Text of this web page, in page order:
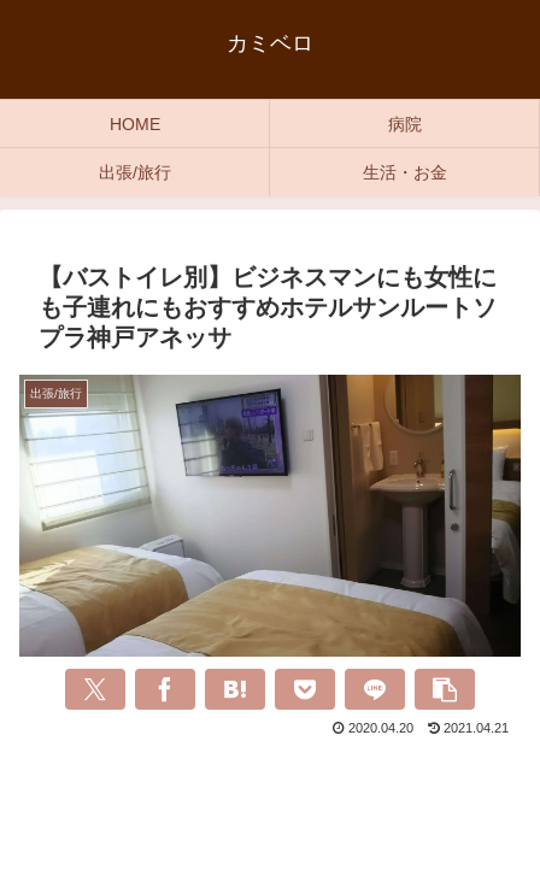
カミベロ
HOME 病院
出張/旅行 生活・お金
【バストイレ別】ビジネスマンにも女性に
も子連れにもおすすめホテルサンルートソ
プラ神戸アネッサ
出張/旅行
2020.04.20 2021.04.21